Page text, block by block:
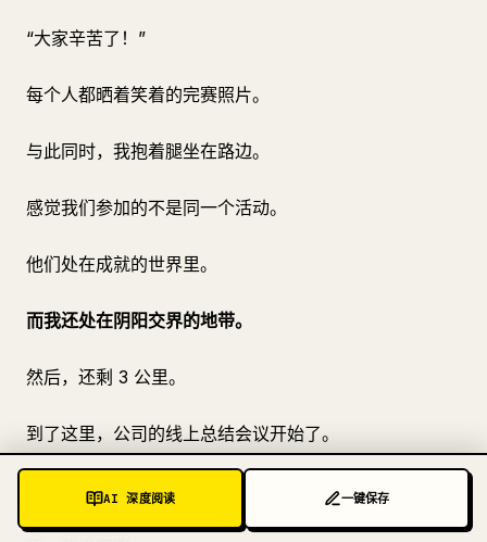
“大家辛苦了！”
每个人都晒着笑着的完赛照片。
与此同时，我抱着腿坐在路边。
感觉我们参加的不是同一个活动。
他们处在成就的世界里。
而我还处在阴阳交界的地带。
然后，还剩 3 公里。
到了这里，公司的线上总结会议开始了。
我还在跑。AI 深度阅读 一键保存